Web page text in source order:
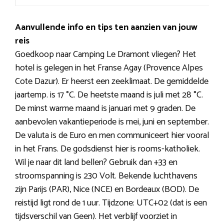
Aanvullende info en tips ten aanzien van jouw
reis
Goedkoop naar Camping Le Dramont vliegen? Het
hotel is gelegen in het Franse Agay (Provence Alpes
Cote Dazur). Er heerst een zeeklimaat. De gemiddelde
jaartemp. is 17 °C. De heetste maand is juli met 28 °C.
De minst warme maand is januari met 9 graden. De
aanbevolen vakantieperiode is mei, juni en september.
De valuta is de Euro en men communiceert hier vooral
in het Frans. De godsdienst hier is rooms-katholiek.
Wil je naar dit land bellen? Gebruik dan +33 en
stroomspanning is 230 Volt. Bekende luchthavens
zijn Parijs (PAR), Nice (NCE) en Bordeaux (BOD). De
reistijd ligt rond de 1 uur. Tijdzone: UTC+02 (dat is een
tijdsverschil van Geen). Het verblijf voorziet in